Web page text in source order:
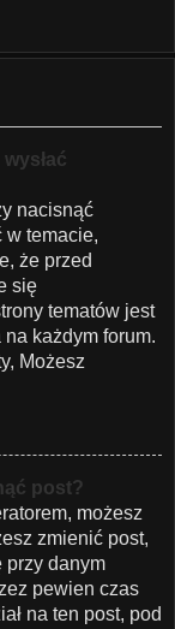
nacisnąć
w temacie,
że przed
się
tematów jest
każdym forum.
Możesz
post?
możesz
zmienić post,
przy danym
pewien czas
na ten post, pod